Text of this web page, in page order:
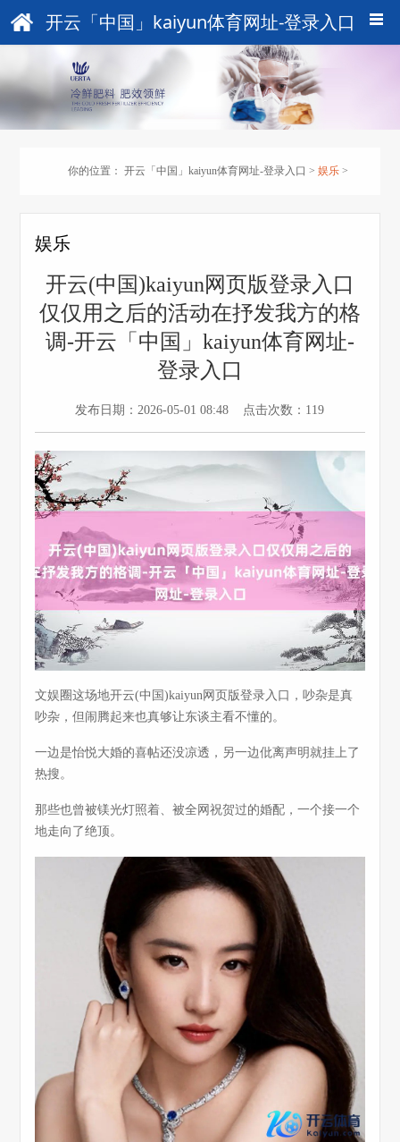
开云「中国」kaiyun体育网址-登录入口
你的位置： 开云「中国」kaiyun体育网址-登录入口 > 娱乐 >
娱乐
开云(中国)kaiyun网页版登录入口
仅仅用之后的活动在抒发我方的格
调-开云「中国」kaiyun体育网址-
登录入口
发布日期：2026-05-01 08:48 点击次数：119
文娱圈这场地开云(中国)kaiyun网页版登录入口，吵杂是真
吵杂，但闹腾起来也真够让东谈主看不懂的。
一边是怡悦大婚的喜帖还没凉透，另一边仳离声明就挂上了
热搜。
那些也曾被镁光灯照着、被全网祝贺过的婚配，一个接一个
地走向了绝顶。